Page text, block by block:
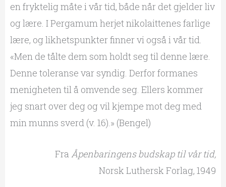
en fryktelig måte i vår tid, både når det gjelder liv
og lære. I Pergamum herjet nikolaittenes farlige
lære, og likhetspunkter finner vi også i vår tid.
«Men de tålte dem som holdt seg til denne lære.
Denne toleranse var syndig. Derfor formanes
menigheten til å omvende seg. Ellers kommer
jeg snart over deg og vil kjempe mot deg med
min munns sverd (v. 16).» (Bengel)
FraÅpenbaringens budskap til vår tid,
Norsk Luthersk Forlag, 1949